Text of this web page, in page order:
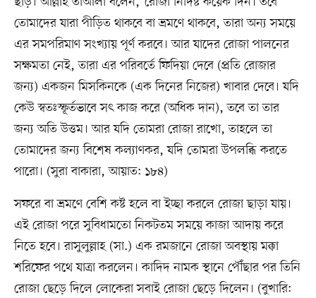
তোমাদের যারা পীড়িত থাকবে বা ভ্রমণে থাকবে, তারা অন্য সময়ে
এর সমপরিমাণ সংখ্যায় পূর্ণ করবে। আর যাদের রোজা পালনের
সক্ষমতা নেই, তারা এর পরিবর্তে ফিদিয়া দেবে (প্রতি রোজার
জন্য) একজন মিসকিনকে (এক দিনের নিজের) খাবার দেবে। যদি
কেউ স্বতঃস্ফূর্তভাবে সৎ কাজ করে (অধিক দান), তবে তা তার
জন্য অতি উত্তম। আর যদি তোমরা রোজা রাখো, তাহলে তা
তোমাদের জন্য বিশেষ কল্যাণকর, যদি তোমরা উপলব্ধি করতে
পারো। (সুরা বাকারা, আয়াত: ১৮৪)
সফরে বা ভ্রমণে বেশি কষ্ট হলে বা ইচ্ছা করলে রোজা ছাড়া যায়।
এই রোজা পরে সুবিধামতো নিকটতম সময়ে কাজা আদায় করে
নিতে হবে। রাসুলুল্লাহ (সা.) এক রমজানে রোজা অবস্থায় মক্কা
শরিফের পথে যাত্রা করলেন। কাদিদ নামক স্থানে পৌঁছার পর তিনি
রোজা ছেড়ে দিলে লোকেরা সবাই রোজা ছেড়ে দিলেন। (বুখারি: